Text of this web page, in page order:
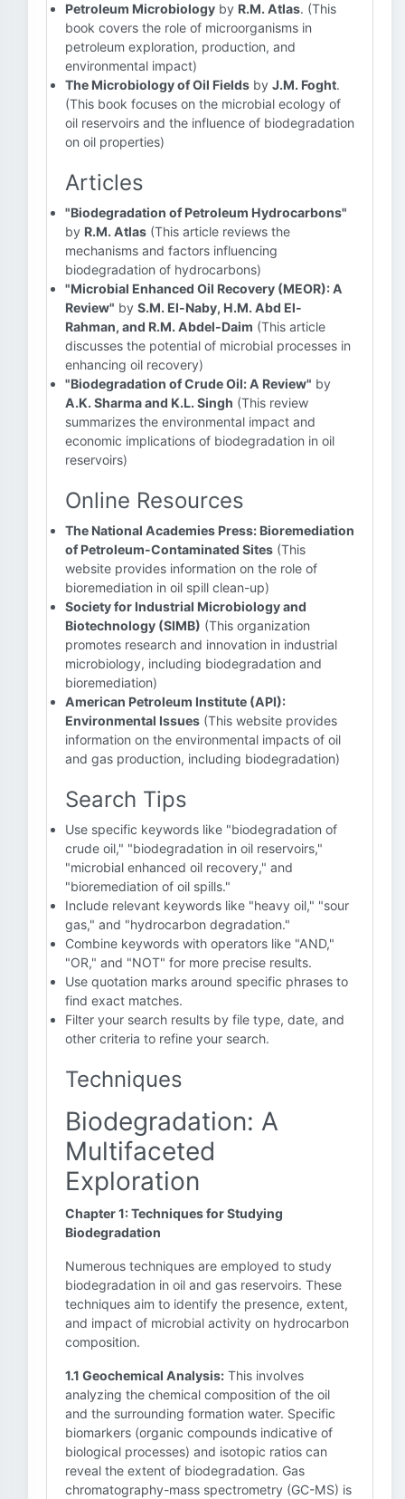
Petroleum Microbiology by R.M. Atlas. (This
book covers the role of microorganisms in
petroleum exploration, production, and
environmental impact)
The Microbiology of Oil Fields by J.M. Foght.
(This book focuses on the microbial ecology of
oil reservoirs and the influence of biodegradation
on oil properties)
Articles
"Biodegradation of Petroleum Hydrocarbons"
by R.M. Atlas (This article reviews the
mechanisms and factors influencing
biodegradation of hydrocarbons)
"Microbial Enhanced Oil Recovery (MEOR): A
Review" by S.M. El-Naby, H.M. Abd El-
Rahman, and R.M. Abdel-Daim (This article
discusses the potential of microbial processes in
enhancing oil recovery)
"Biodegradation of Crude Oil: A Review" by
A.K. Sharma and K.L. Singh (This review
summarizes the environmental impact and
economic implications of biodegradation in oil
reservoirs)
Online Resources
The National Academies Press: Bioremediation
of Petroleum-Contaminated Sites (This
website provides information on the role of
bioremediation in oil spill clean-up)
Society for Industrial Microbiology and
Biotechnology (SIMB) (This organization
promotes research and innovation in industrial
microbiology, including biodegradation and
bioremediation)
American Petroleum Institute (API):
Environmental Issues (This website provides
information on the environmental impacts of oil
and gas production, including biodegradation)
Search Tips
Use specific keywords like "biodegradation of
crude oil," "biodegradation in oil reservoirs,"
"microbial enhanced oil recovery," and
"bioremediation of oil spills."
Include relevant keywords like "heavy oil," "sour
gas," and "hydrocarbon degradation."
Combine keywords with operators like "AND,"
"OR," and "NOT" for more precise results.
Use quotation marks around specific phrases to
find exact matches.
Filter your search results by file type, date, and
other criteria to refine your search.
Techniques
Biodegradation: A
Multifaceted
Exploration
Chapter 1: Techniques for Studying
Biodegradation
Numerous techniques are employed to study
biodegradation in oil and gas reservoirs. These
techniques aim to identify the presence, extent,
and impact of microbial activity on hydrocarbon
composition.
1.1 Geochemical Analysis: This involves
analyzing the chemical composition of the oil
and the surrounding formation water. Specific
biomarkers (organic compounds indicative of
biological processes) and isotopic ratios can
reveal the extent of biodegradation. Gas
chromatography-mass spectrometry (GC-MS) is